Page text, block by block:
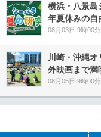
横浜・八景島
年夏休みの自
08月03日 9時00分
川崎・沖縄
外映画まで満
08月05日 9時00分